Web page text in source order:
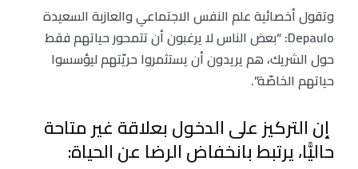
وتقول أخصائية علم النفس الاجتماعي والعازبة السعيدة
Depaulo: “بعض الناس لا يرغبون أن تتمحور حياتهم فقط
حول الشريك، هم يريدون أن يستثمروا حريّتهم ليؤسسوا
حياتهم الخاصّة”.
إن التركيز على الدخول بعلاقة غير متاحة
حاليًّا، يرتبط بانخفاض الرضا عن الحياة: